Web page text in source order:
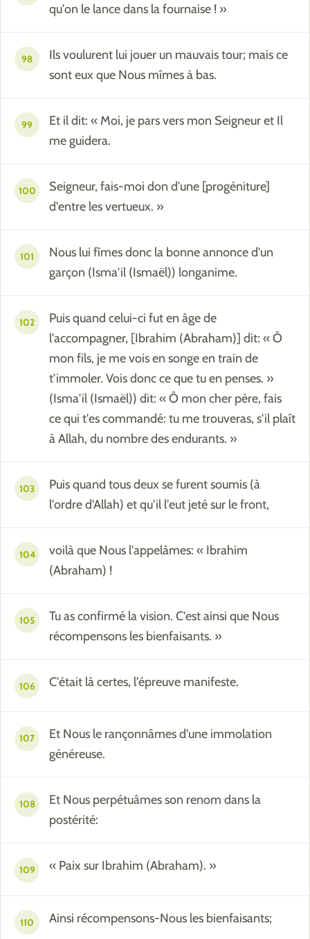
qu'on le lance dans la fournaise ! »
98
Ils voulurent lui jouer un mauvais tour; mais ce
sont eux que Nous mîmes à bas.
99
Et il dit: « Moi, je pars vers mon Seigneur et Il
me guidera.
100
Seigneur, fais-moi don d'une [progéniture]
d'entre les vertueux. »
101
Nous lui fîmes donc la bonne annonce d'un
garçon (Isma'il (Ismaël)) longanime.
102
Puis quand celui-ci fut en âge de
l'accompagner, [Ibrahim (Abraham)] dit: « Ô
mon fils, je me vois en songe en train de
t'immoler. Vois donc ce que tu en penses. »
(Isma'il (Ismaël)) dit: « Ô mon cher père, fais
ce qui t'es commandé: tu me trouveras, s'il plaît
à Allah, du nombre des endurants. »
103
Puis quand tous deux se furent soumis (à
l'ordre d'Allah) et qu'il l'eut jeté sur le front,
104
voilà que Nous l'appelâmes: « Ibrahim
(Abraham) !
105
Tu as confirmé la vision. C'est ainsi que Nous
récompensons les bienfaisants. »
106 C'était là certes, l'épreuve manifeste.
107
Et Nous le rançonnâmes d'une immolation
généreuse.
108
Et Nous perpétuâmes son renom dans la
postérité:
109 « Paix sur Ibrahim (Abraham). »
110 Ainsi récompensons-Nous les bienfaisants;